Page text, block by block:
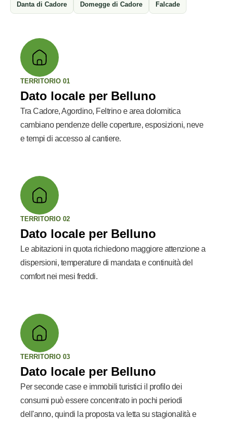
Danta di Cadore Domegge di Cadore Falcade
TERRITORIO 01
Dato locale per Belluno
Tra Cadore, Agordino, Feltrino e area dolomitica
cambiano pendenze delle coperture, esposizioni, neve
e tempi di accesso al cantiere.
TERRITORIO 02
Dato locale per Belluno
Le abitazioni in quota richiedono maggiore attenzione a
dispersioni, temperature di mandata e continuità del
comfort nei mesi freddi.
TERRITORIO 03
Dato locale per Belluno
Per seconde case e immobili turistici il profilo dei
consumi può essere concentrato in pochi periodi
dell'anno, quindi la proposta va letta su stagionalità e